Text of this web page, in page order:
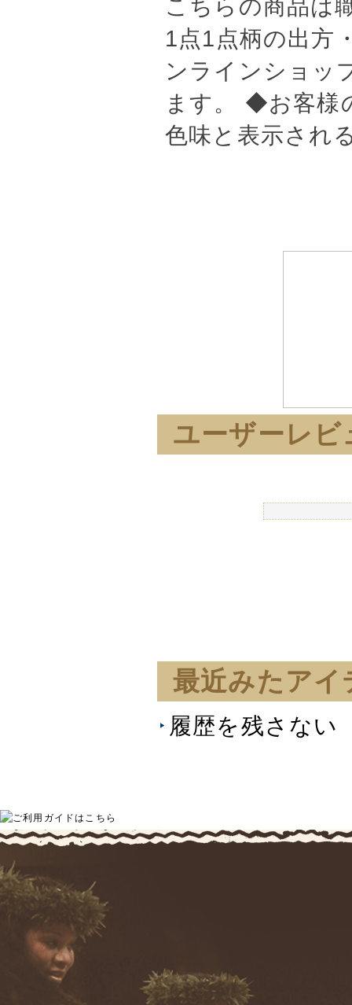
こちらの商品は
1点1点柄の出方
ンラインショッ
ます。 ◆お客様
色味と表示され
ユーザーレビ
最近みたアイ
履歴を残さない